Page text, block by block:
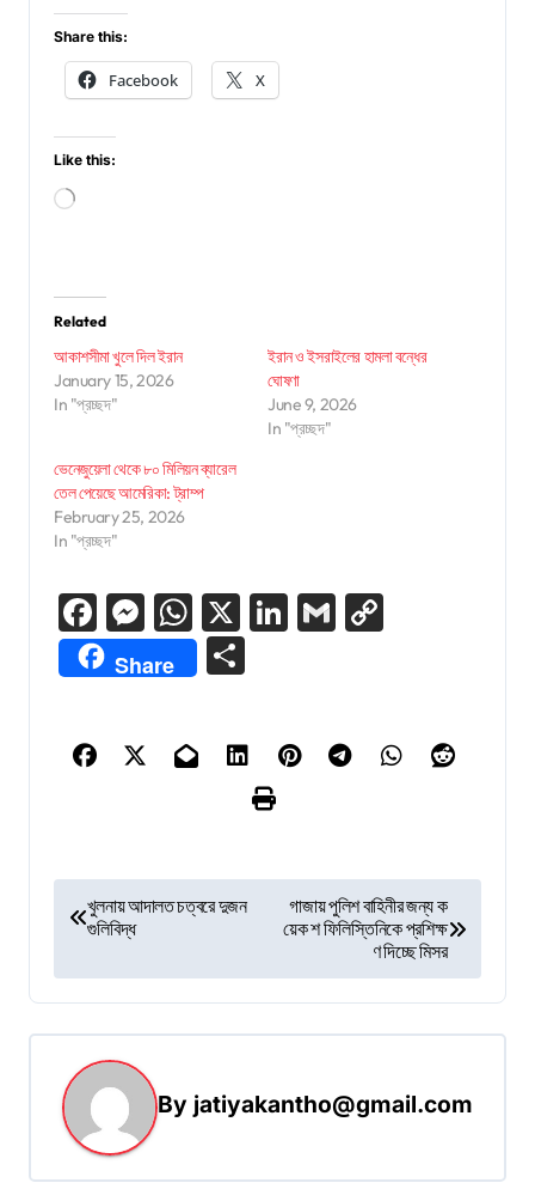
Share this:
Facebook X
Like this:
Loading…
Related
আকাশসীমা খুলে দিল ইরান
January 15, 2026
In "প্রচ্ছদ"
ইরান ও ইসরাইলের হামলা বন্ধের
ঘোষণা
June 9, 2026
In "প্রচ্ছদ"
ভেনেজুয়েলা থেকে ৮০ মিলিয়ন ব্যারেল
তেল পেয়েছে আমেরিকা: ট্রাম্প
February 25, 2026
In "প্রচ্ছদ"
Facebook
Messenger
WhatsApp
X LinkedIn
Gmail
Share
s
a
v
i
খুলনায় আদালত চত্বরে দুজন
গুলিবিদ্ধ
গাজায় পুলিশ বাহিনীর জন্য ক
য়েক শ ফিলিস্তিনিকে প্রশিক্ষ
ণ দিচ্ছে মিসর
By jatiyakantho@gmail.com